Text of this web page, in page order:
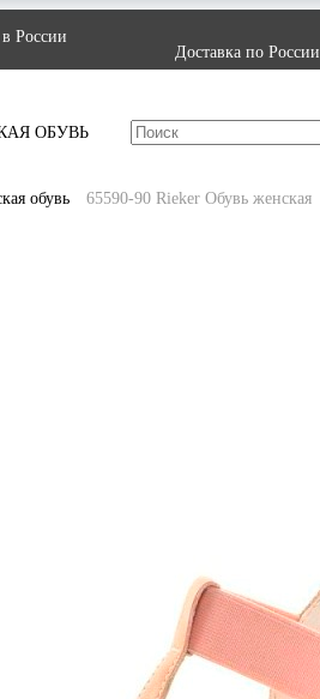
России
Доставка по России
ОБУВЬ
обувь 65590-90 Rieker Обувь женская